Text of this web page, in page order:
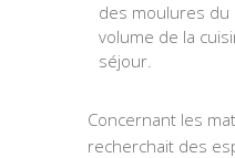
des moulures du
volume de la
séjour.
Concernant les
recherchait des